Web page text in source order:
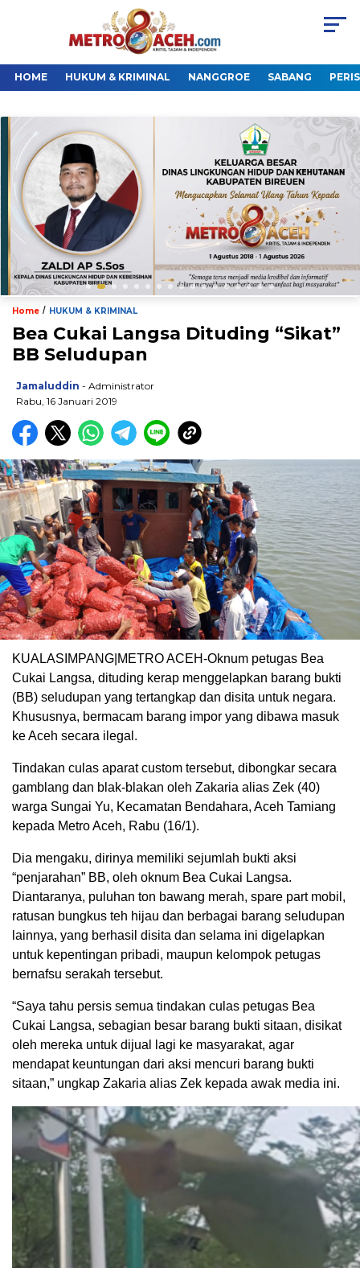
HOME HUKUM & KRIMINAL NANGGROE SABANG
Home / HUKUM & KRIMINAL
Bea Cukai Langsa Dituding “Sikat”
BB Seludupan
Jamaluddin - Administrator
Rabu, 16 Januari 2019
KUALASIMPANG|METRO ACEH-Oknum petugas Bea
Cukai Langsa, dituding kerap menggelapkan barang bukti
(BB) seludupan yang tertangkap dan disita untuk negara.
Khususnya, bermacam barang impor yang dibawa masuk
ke Aceh secara ilegal.
Tindakan culas aparat custom tersebut, dibongkar secara
gamblang dan blak-blakan oleh Zakaria alias Zek (40)
warga Sungai Yu, Kecamatan Bendahara, Aceh Tamiang
kepada Metro Aceh, Rabu (16/1).
Dia mengaku, dirinya memiliki sejumlah bukti aksi
“penjarahan” BB, oleh oknum Bea Cukai Langsa.
Diantaranya, puluhan ton bawang merah, spare part mobil,
ratusan bungkus teh hijau dan berbagai barang seludupan
lainnya, yang berhasil disita dan selama ini digelapkan
untuk kepentingan pribadi, maupun kelompok petugas
bernafsu serakah tersebut.
“Saya tahu persis semua tindakan culas petugas Bea
Cukai Langsa, sebagian besar barang bukti sitaan, disikat
oleh mereka untuk dijual lagi ke masyarakat, agar
mendapat keuntungan dari aksi mencuri barang bukti
sitaan,” ungkap Zakaria alias Zek kepada awak media ini.